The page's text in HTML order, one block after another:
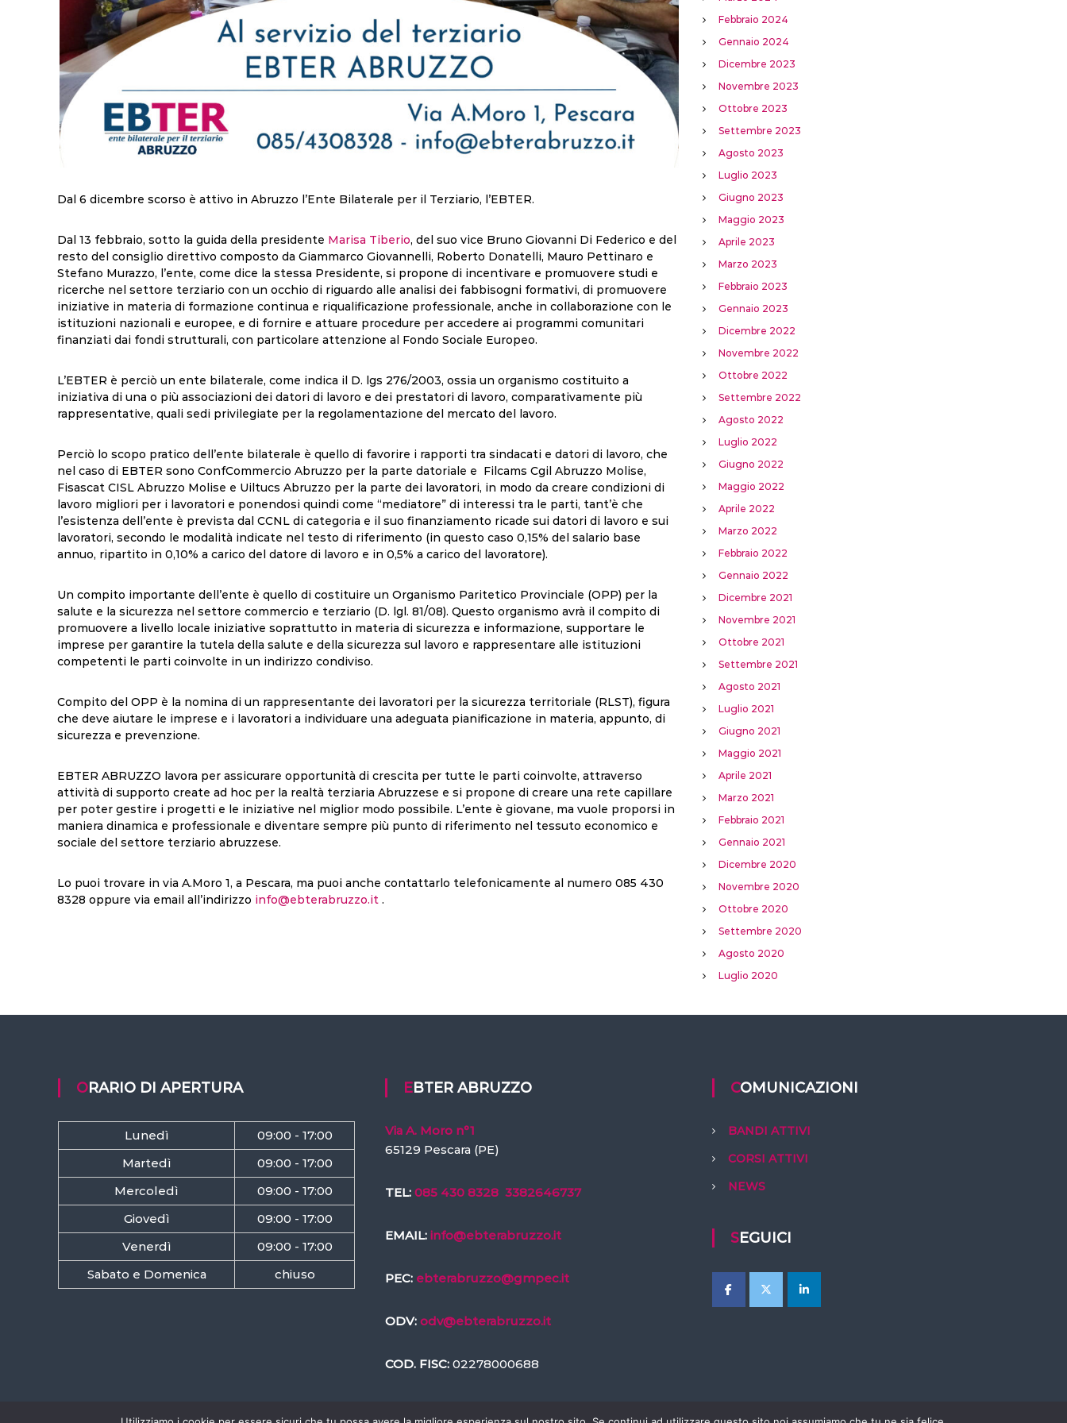
Dal 6 dicembre scorso è attivo in Abruzzo l’Ente Bilaterale per il Terziario, l’EBTER.
Dal 13 febbraio, sotto la guida della presidente Marisa Tiberio, del suo vice Bruno Giovanni Di Federico e del
resto del consiglio direttivo composto da Giammarco Giovannelli, Roberto Donatelli, Mauro Pettinaro e
Stefano Murazzo, l’ente, come dice la stessa Presidente, si propone di incentivare e promuovere studi e
ricerche nel settore terziario con un occhio di riguardo alle analisi dei fabbisogni formativi, di promuovere
iniziative in materia di formazione continua e riqualificazione professionale, anche in collaborazione con le
istituzioni nazionali e europee, e di fornire e attuare procedure per accedere ai programmi comunitari
finanziati dai fondi strutturali, con particolare attenzione al Fondo Sociale Europeo.
L’EBTER è perciò un ente bilaterale, come indica il D. lgs 276/2003, ossia un organismo costituito a
iniziativa di una o più associazioni dei datori di lavoro e dei prestatori di lavoro, comparativamente più
rappresentative, quali sedi privilegiate per la regolamentazione del mercato del lavoro.
Perciò lo scopo pratico dell’ente bilaterale è quello di favorire i rapporti tra sindacati e datori di lavoro, che
nel caso di EBTER sono ConfCommercio Abruzzo per la parte datoriale e Filcams Cgil Abruzzo Molise,
Fisascat CISL Abruzzo Molise e Uiltucs Abruzzo per la parte dei lavoratori, in modo da creare condizioni di
lavoro migliori per i lavoratori e ponendosi quindi come “mediatore” di interessi tra le parti, tant’è che
l’esistenza dell’ente è prevista dal CCNL di categoria e il suo finanziamento ricade sui datori di lavoro e sui
lavoratori, secondo le modalità indicate nel testo di riferimento (in questo caso 0,15% del salario base
annuo, ripartito in 0,10% a carico del datore di lavoro e in 0,5% a carico del lavoratore).
Un compito importante dell’ente è quello di costituire un Organismo Paritetico Provinciale (OPP) per la
salute e la sicurezza nel settore commercio e terziario (D. lgl. 81/08). Questo organismo avrà il compito di
promuovere a livello locale iniziative soprattutto in materia di sicurezza e informazione, supportare le
imprese per garantire la tutela della salute e della sicurezza sul lavoro e rappresentare alle istituzioni
competenti le parti coinvolte in un indirizzo condiviso.
Compito del OPP è la nomina di un rappresentante dei lavoratori per la sicurezza territoriale (RLST), figura
che deve aiutare le imprese e i lavoratori a individuare una adeguata pianificazione in materia, appunto, di
sicurezza e prevenzione.
EBTER ABRUZZO lavora per assicurare opportunità di crescita per tutte le parti coinvolte, attraverso
attività di supporto create ad hoc per la realtà terziaria Abruzzese e si propone di creare una rete capillare
per poter gestire i progetti e le iniziative nel miglior modo possibile. L’ente è giovane, ma vuole proporsi in
maniera dinamica e professionale e diventare sempre più punto di riferimento nel tessuto economico e
sociale del settore terziario abruzzese.
Lo puoi trovare in via A.Moro 1, a Pescara, ma puoi anche contattarlo telefonicamente al numero 085 430
8328 oppure via email all’indirizzo info@ebterabruzzo.it .
Febbraio 2024
Gennaio 2024
Dicembre 2023
Novembre 2023
Ottobre 2023
Settembre 2023
Agosto 2023
Luglio 2023
Giugno 2023
Maggio 2023
Aprile 2023
Marzo 2023
Febbraio 2023
Gennaio 2023
Dicembre 2022
Novembre 2022
Ottobre 2022
Settembre 2022
Agosto 2022
Luglio 2022
Giugno 2022
Maggio 2022
Aprile 2022
Marzo 2022
Febbraio 2022
Gennaio 2022
Dicembre 2021
Novembre 2021
Ottobre 2021
Settembre 2021
Agosto 2021
Luglio 2021
Giugno 2021
Maggio 2021
Aprile 2021
Marzo 2021
Febbraio 2021
Gennaio 2021
Dicembre 2020
Novembre 2020
Ottobre 2020
Settembre 2020
Agosto 2020
Luglio 2020
ORARIO DI APERTURA
Lunedì
09:00 - 17:00
Martedì
09:00 - 17:00
Mercoledì
09:00 - 17:00
Giovedì
09:00 - 17:00
Venerdì
09:00 - 17:00
Sabato e Domenica
chiuso
EBTER ABRUZZO
Via A. Moro n°1
65129 Pescara (PE)
TEL: 085 430 8328 3382646737
EMAIL: info@ebterabruzzo.it
PEC: ebterabruzzo@gmpec.it
ODV: odv@ebterabruzzo.it
COD. FISC: 02278000688
COMUNICAZIONI
BANDI ATTIVI
CORSI ATTIVI
NEWS
SEGUICI